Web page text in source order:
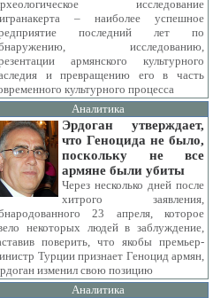
исследование
– наиболее успешное
последний лет по
исследованию,
армянского культурного
и превращению его в часть
культурного процесса
Аналитика
Эрдоган утверждает,
что Геноцида не было,
поскольку не все
армяне были убиты
Через несколько дней после
хитрого заявления,
23 апреля, которое
некоторых людей в заблуждение,
поверить, что якобы премьер-
Турции признает Геноцид армян,
изменил свою позицию
Аналитика